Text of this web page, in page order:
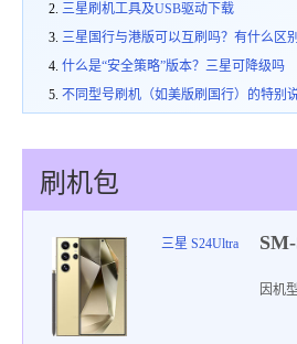
三星刷机工具及USB驱动下载
三星国行与港版可以互刷吗？有什么区别
什么是“安全策略”版本？三星可降级吗
不同型号刷机（如美版刷国行）的特别
刷机包
三星 S24Ultra
因机